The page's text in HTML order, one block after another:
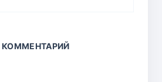
КОММЕНТАРИЙ